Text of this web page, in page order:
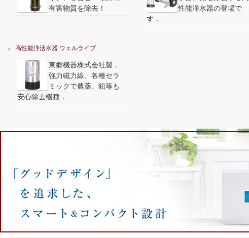
有害物質を除去！
性能浄水器の登場で
す．
高性能浄活水器 ウェルライブ
東郷機器株式会社製．
強力磁力線、各種セラ
ミックで農薬、鉛等も
安心除去機種．